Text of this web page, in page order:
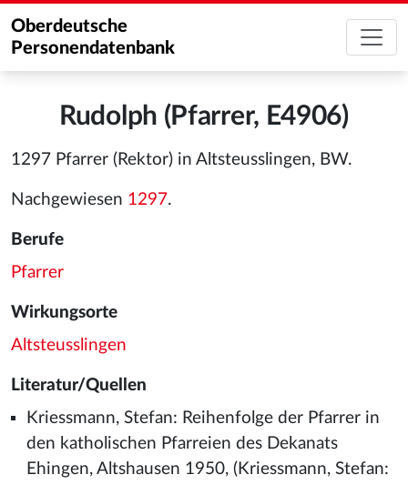
Oberdeutsche
Personendatenbank
Rudolph (Pfarrer, E4906)
1297 Pfarrer (Rektor) in Altsteusslingen, BW.
Nachgewiesen 1297.
Berufe
Pfarrer
Wirkungsorte
Altsteusslingen
Literatur/Quellen
Kriessmann, Stefan: Reihenfolge der Pfarrer in
den katholischen Pfarreien des Dekanats
Ehingen, Altshausen 1950, (Kriessmann, Stefan: